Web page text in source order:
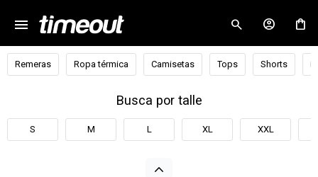
menu
Remeras Ropa térmica Camisetas Tops Shorts
Busca por talle
S M L XL XXL